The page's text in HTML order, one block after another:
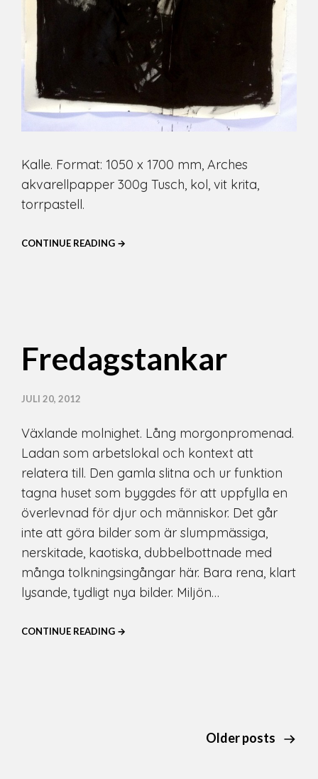
Kalle. Format: 1050 x 1700 mm, Arches
akvarellpapper 300g Tusch, kol, vit krita,
torrpastell.
CONTINUE READING →
Fredagstankar
JULI 20, 2012
Växlande molnighet. Lång morgonpromenad.
Ladan som arbetslokal och kontext att
relatera till. Den gamla slitna och ur funktion
tagna huset som byggdes för att uppfylla en
överlevnad för djur och människor. Det går
inte att göra bilder som är slumpmässiga,
nerskitade, kaotiska, dubbelbottnade med
många tolkningsingångar här. Bara rena, klart
lysande, tydligt nya bilder. Miljön…
CONTINUE READING →
Older posts